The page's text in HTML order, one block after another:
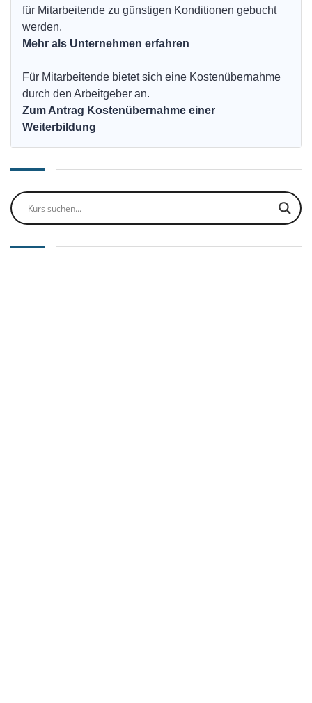
für Mitarbeitende zu günstigen Konditionen gebucht
werden.
Mehr als Unternehmen erfahren
Für Mitarbeitende bietet sich eine Kostenübernahme
durch den Arbeitgeber an.
Zum Antrag Kostenübernahme einer
Weiterbildung